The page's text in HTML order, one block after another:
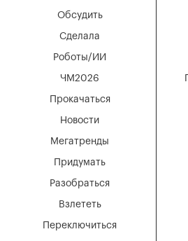
Мегатренды
Придумать
Разобраться
Взлететь
Новости
Переключиться
Обсудить
Сделала
Роботы/ИИ
ЧМ2026
Прокачаться